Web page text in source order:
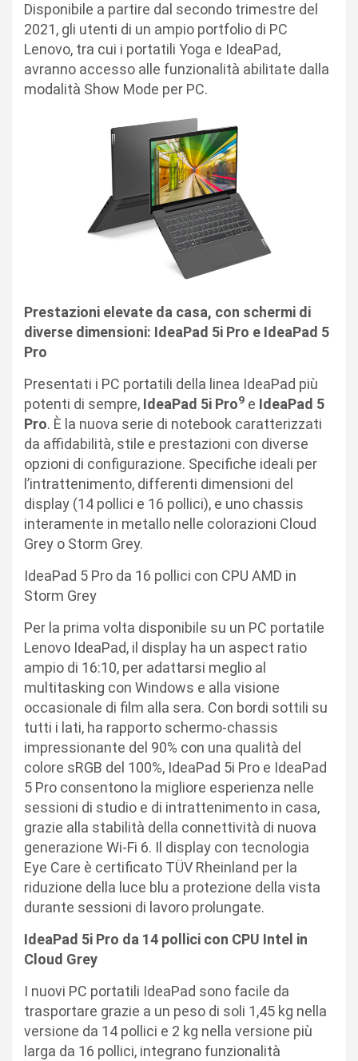
Disponibile a partire dal secondo trimestre del
2021, gli utenti di un ampio portfolio di PC
Lenovo, tra cui i portatili Yoga e IdeaPad,
avranno accesso alle funzionalità abilitate dalla
modalità Show Mode per PC.
Prestazioni elevate da casa, con schermi di
diverse dimensioni: IdeaPad 5i Pro e IdeaPad 5
Pro
Presentati i PC portatili della linea IdeaPad più
potenti di sempre, IdeaPad 5i Pro9 e IdeaPad 5
Pro. È la nuova serie di notebook caratterizzati
da affidabilità, stile e prestazioni con diverse
opzioni di configurazione. Specifiche ideali per
l’intrattenimento, differenti dimensioni del
display (14 pollici e 16 pollici), e uno chassis
interamente in metallo nelle colorazioni Cloud
Grey o Storm Grey.
IdeaPad 5 Pro da 16 pollici con CPU AMD in
Storm Grey
Per la prima volta disponibile su un PC portatile
Lenovo IdeaPad, il display ha un aspect ratio
ampio di 16:10, per adattarsi meglio al
multitasking con Windows e alla visione
occasionale di film alla sera. Con bordi sottili su
tutti i lati, ha rapporto schermo-chassis
impressionante del 90% con una qualità del
colore sRGB del 100%, IdeaPad 5i Pro e IdeaPad
5 Pro consentono la migliore esperienza nelle
sessioni di studio e di intrattenimento in casa,
grazie alla stabilità della connettività di nuova
generazione Wi-Fi 6. Il display con tecnologia
Eye Care è certificato TÜV Rheinland per la
riduzione della luce blu a protezione della vista
durante sessioni di lavoro prolungate.
IdeaPad 5i Pro da 14 pollici con CPU Intel in
Cloud Grey
I nuovi PC portatili IdeaPad sono facile da
trasportare grazie a un peso di soli 1,45 kg nella
versione da 14 pollici e 2 kg nella versione più
larga da 16 pollici, integrano funzionalità